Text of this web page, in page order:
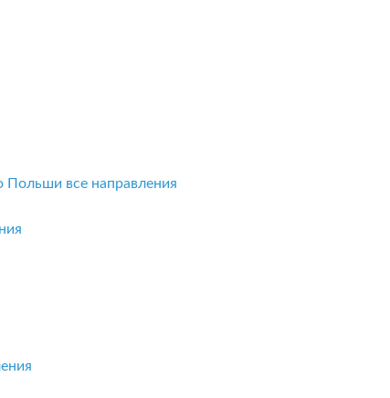
Польши все направления